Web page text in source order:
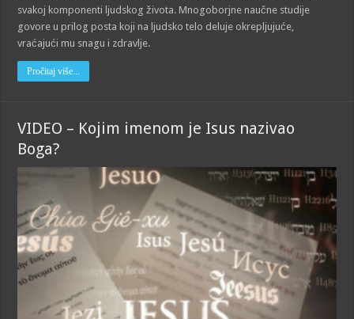
svakoj komponenti ljudskog života. Mnogoborjne naučne studije
govore u prilog posta koji na ljudsko telo deluje okrepljujuće,
vraćajući mu snagu i zdravlje.
Pročitaj više...
VIDEO – Kojim imenom je Isus nazivao
Boga?